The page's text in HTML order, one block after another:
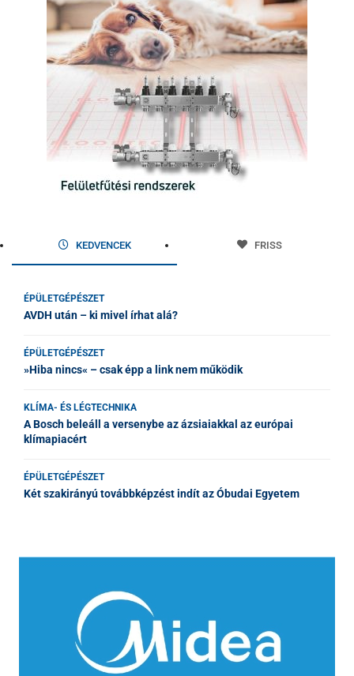
KEDVENCEK FRISS
ÉPÜLETGÉPÉSZET
AVDH után – ki mivel írhat alá?
ÉPÜLETGÉPÉSZET
»Hiba nincs« – csak épp a link nem működik
KLÍMA- ÉS LÉGTECHNIKA
A Bosch beleáll a versenybe az ázsiaiakkal az európai
klímapiacért
ÉPÜLETGÉPÉSZET
Két szakirányú továbbképzést indít az Óbudai Egyetem